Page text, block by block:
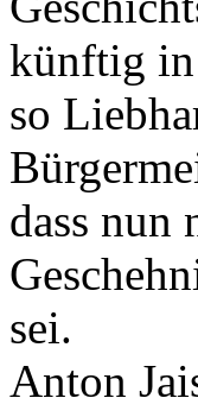
künftig in
so
dass nun
sei.
Anton